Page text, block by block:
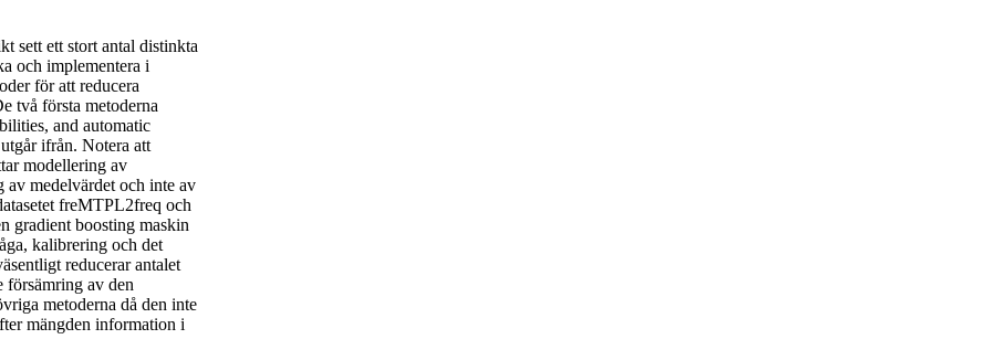
sett ett stort antal distinkta
och implementera i
för att reducera
två första metoderna
and automatic
ifrån. Notera att
modellering av
av medelvärdet och inte av
freMTPL2freq och
gradient boosting maskin
kalibrering och det
reducerar antalet
försämring av den
metoderna då den inte
mängden information i